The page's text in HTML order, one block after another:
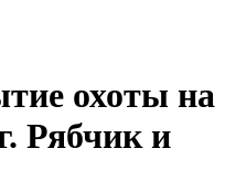
охоты на
Рябчик и